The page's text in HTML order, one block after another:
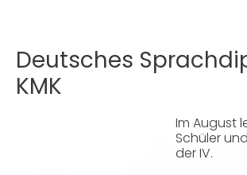
Deutsches
KMK
Im August
Schüler
der IV.